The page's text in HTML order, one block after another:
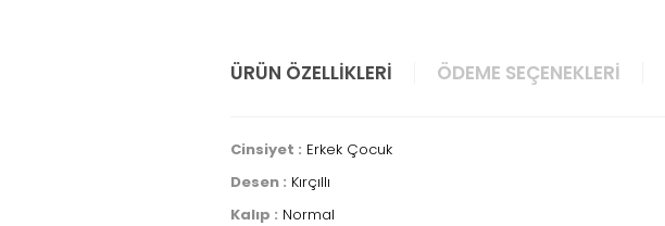
ÜRÜN ÖZELLIKLERI ÖDEME SEÇENEKLERI
Cinsiyet : Erkek Çocuk
Desen : Kırçıllı
Kalıp : Normal